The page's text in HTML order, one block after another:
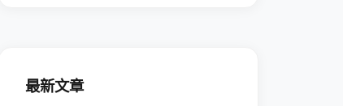
最新文章